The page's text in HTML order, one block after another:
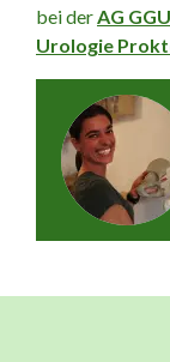
bei derAG
Urologie